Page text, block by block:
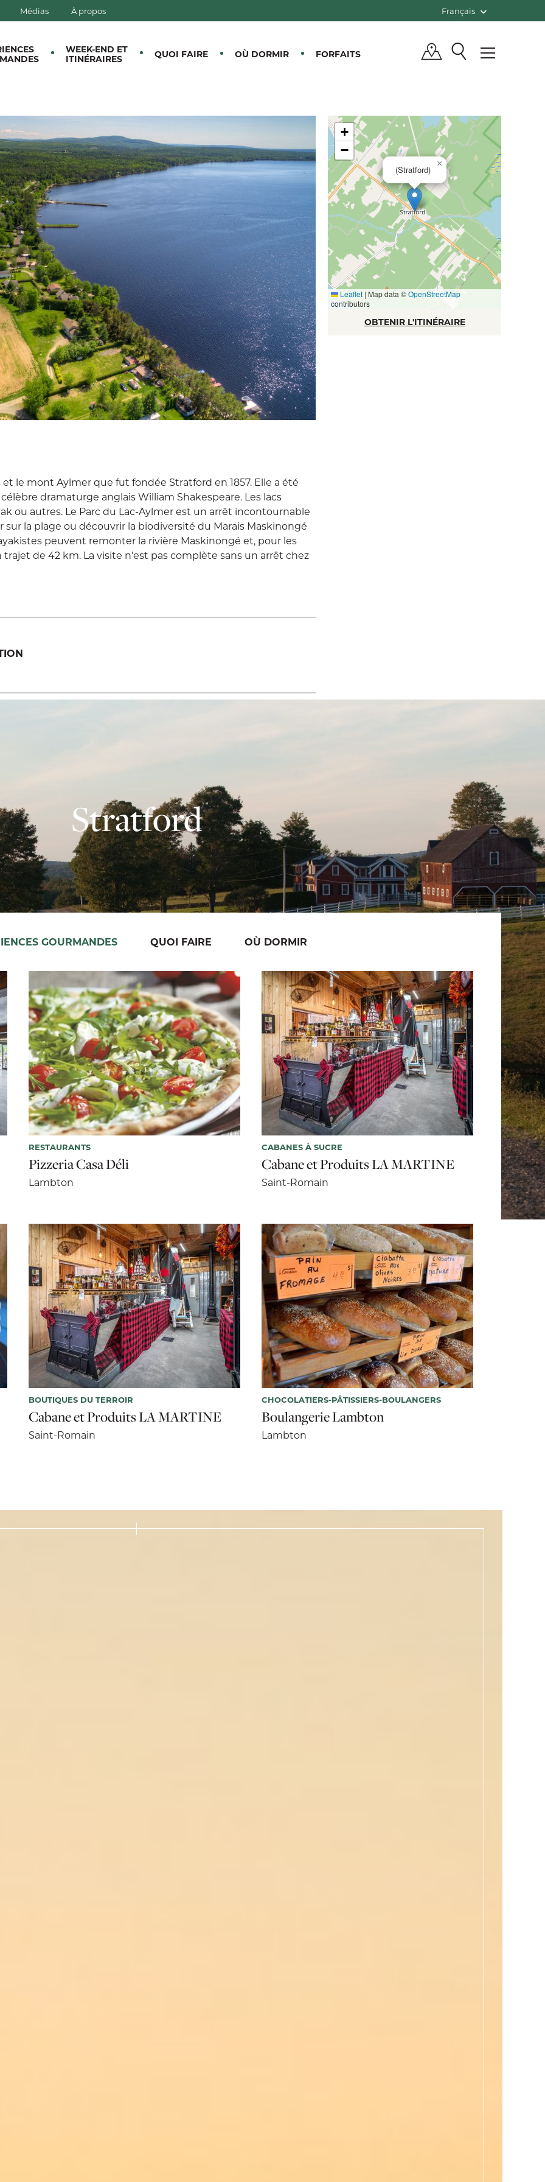
Médias À propos Français
WEEK-END ET
ITINÉRAIRES
QUOI FAIRE OÙ DORMIR FORFAITS
(Stratford)
×
+
−
Leaflet | Map data ©OpenStreetMap
contributors
OBTENIR L'ITINÉRAIRE
le mont Aylmer que fut fondée Stratford en 1857. Elle a été
dramaturge anglais William Shakespeare. Les lacs
ou autres. Le Parc du Lac-Aylmer est un arrêt incontournable
sur la plage ou découvrir la biodiversité du Marais Maskinongé
peuvent remonter la rivière Maskinongé et, pour les
de 42 km. La visite n’est pas complète sans un arrêt chez
Stratford
GOURMANDES QUOI FAIRE OÙ DORMIR
RESTAURANTS
Pizzeria Casa Déli
Lambton
CABANES À SUCRE
Cabane et Produits LA MARTINE
Saint-Romain
BOUTIQUES DU TERROIR
Cabane et Produits LA MARTINE
Saint-Romain
CHOCOLATIERS-PÂTISSIERS-BOULANGERS
Boulangerie Lambton
Lambton